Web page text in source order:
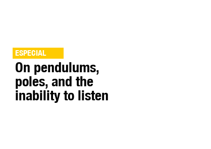
ESPECIAL
On pendulums,
poles, and the
inability to listen